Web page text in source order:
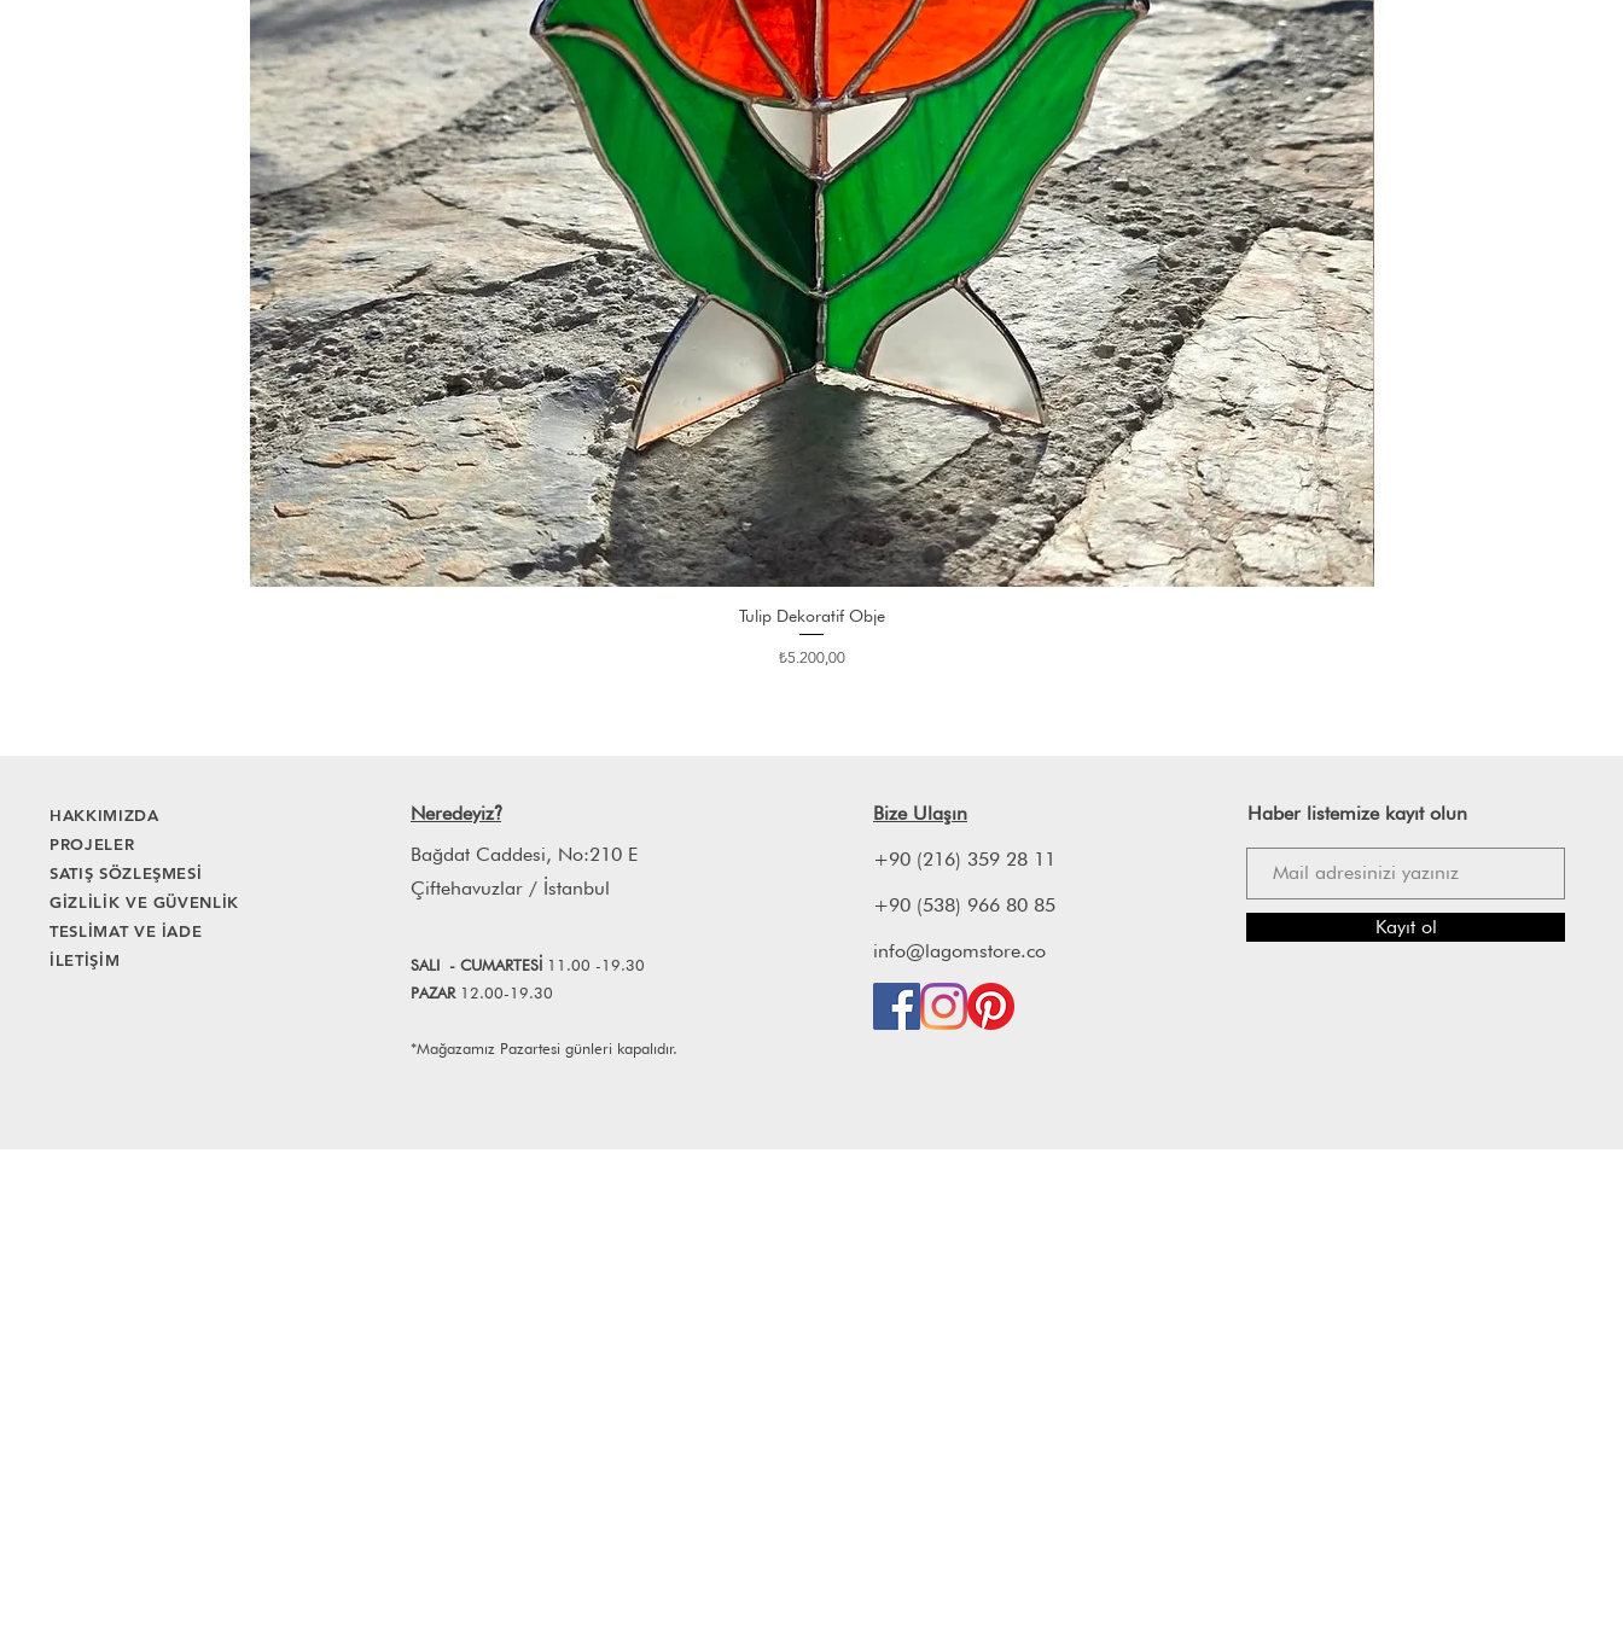
Tulip Dekoratif Obje
Fiyat
₺5.200,00
HAKKIMIZDA
PROJELER
SATIŞ SÖZLEŞMESİ
GİZLİLİK VE GÜVENLİK
TESLİMAT VE İADE
İLETİŞİM
Neredeyiz?
Bağdat Caddesi, No:210 E
Çiftehavuzlar / İstanbul
SALI - CUMARTESİ 11.00 -19.30
PAZAR 12.00-19.30
*Mağazamız Pazartesi günleri kapalıdır.
Bize Ulaşın
+90 (216) 359 28 11
+90 (538) 966 80 85
info@lagomstore.co
Haber listemize kayıt olun
Kayıt ol